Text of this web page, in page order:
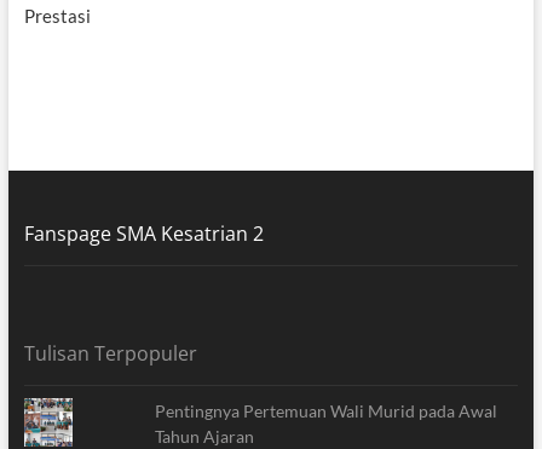
Prestasi
Fanspage SMA Kesatrian 2
Tulisan Terpopuler
Pentingnya Pertemuan Wali Murid pada Awal
Tahun Ajaran